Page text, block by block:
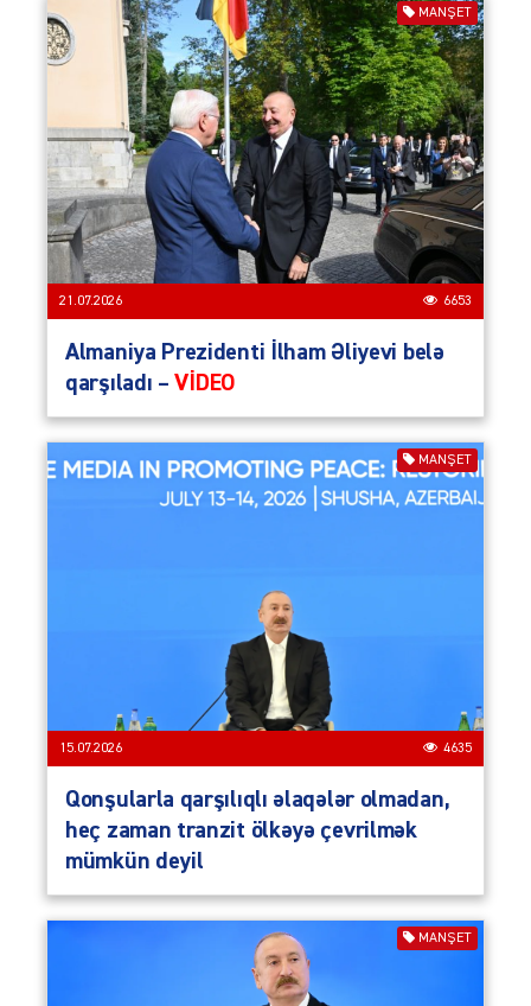
MANŞET
21.07.2026 6653
Almaniya Prezidenti İlham Əliyevi belə
qarşıladı –VİDEO
MANŞET
15.07.2026 4635
Qonşularla qarşılıqlı əlaqələr olmadan,
heç zaman tranzit ölkəyə çevrilmək
mümkün deyil
MANŞET